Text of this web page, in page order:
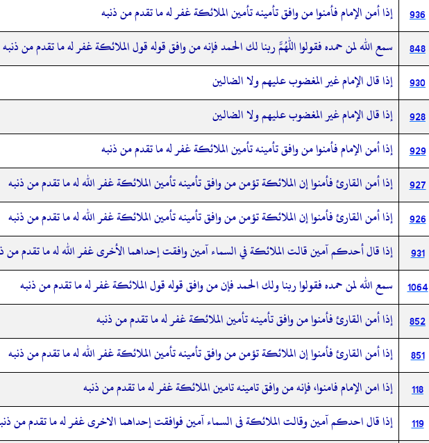
936
إذا أمن الإمام فأمنوا من وافق تأمينه تأمين الملائكة غفر له ما تقدم من ذنبه
848
سمع الله لمن حمده فقولوا اللهم ربنا لك الحمد فإنه من وافق قوله قول الملائكة غفر له ما تقدم من ذنبه
930
إذا قال الإمام غير المغضوب عليهم ولا الضالين
928
إذا قال الإمام غير المغضوب عليهم ولا الضالين
929
إذا أمن الإمام فأمنوا من وافق تأمينه تأمين الملائكة غفر له ما تقدم من ذنبه
927
إذا أمن القارئ فأمنوا إن الملائكة تؤمن من وافق تأمينه تأمين الملائكة غفر الله له ما تقدم من ذنبه
926
إذا أمن القارئ فأمنوا إن الملائكة تؤمن من وافق تأمينه تأمين الملائكة غفر الله له ما تقدم من ذنبه
931
إذا قال أحدكم آمين قالت الملائكة في السماء آمين وافقت إحداهما الأخرى غفر الله له ما تقدم من
1064
سمع الله لمن حمده فقولوا ربنا ولك الحمد فإن من وافق قوله قول الملائكة غفر له ما تقدم من ذنبه
852
إذا أمن القارئ فأمنوا من وافق تأمينه تأمين الملائكة غفر له ما تقدم من ذنبه
851
إذا أمن القارئ فأمنوا إن الملائكة تؤمن من وافق تأمينه تأمين الملائكة غفر الله له ما تقدم من ذنبه
118
إذا امن الإمام فامنوا، فإنه من وافق تامينه تامين الملائكة غفر له ما تقدم من ذنبه
119
إذا قال احدكم آمين وقالت الملائكة فى السماء آمين فوافقت إحداهما الاخرى غفر له ما تقدم من